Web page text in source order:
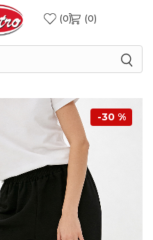
0 0
-30 %